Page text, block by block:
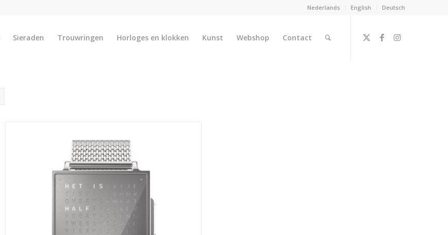
Nederlands English Deutsch
Sieraden Trouwringen Horloges en klokken Kunst Webshop Contact